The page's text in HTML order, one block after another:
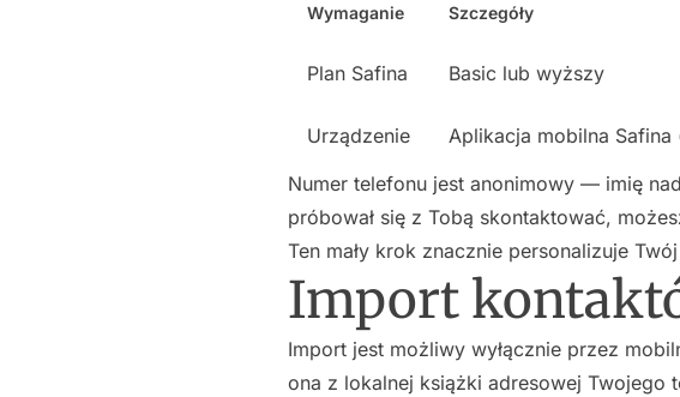
Wymaganie Szczegóły
Plan Safina Basic lub wyższy
Urządzenie
Aplikacja mobilna Safina
Numer telefonu jest anonimowy — imię
próbował się z Tobą skontaktować,
Ten mały krok znacznie personalizuje
Import
Import jest możliwy wyłącznie przez
ona z lokalnej książki adresowej Twojego